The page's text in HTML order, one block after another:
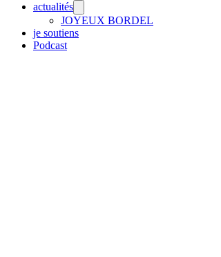
actualités
JOYEUX BORDEL
je soutiens
Podcast